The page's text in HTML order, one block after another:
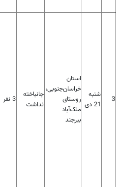
3
شنبه
21 دی‌
استان
خراسان‌جنوبی،
روستای
ملک‌آباد
بیرجند
جانباخته
نداشت
3 نفر